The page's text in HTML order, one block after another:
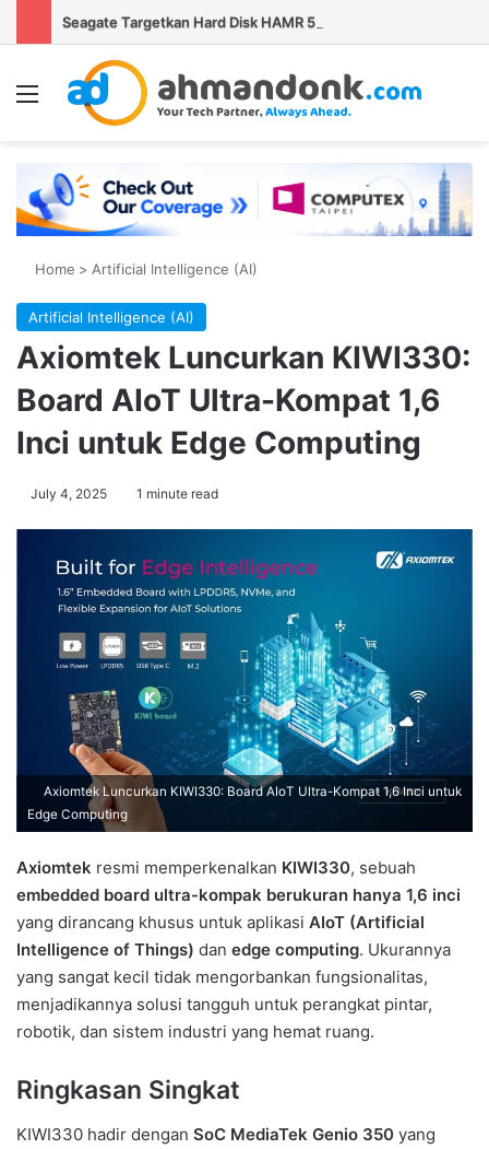
Menu
Home > Artificial Intelligence (AI)
Artificial Intelligence (AI)
Axiomtek Luncurkan KIWI330:
Board AIoT Ultra-Kompat 1,6
Inci untuk Edge Computing
July 4, 2025 1 minute read
Axiomtek Luncurkan KIWI330: Board AIoT Ultra-Kompat 1,6 Inci untuk
Edge Computing
Axiomtek resmi memperkenalkan KIWI330, sebuah
embedded board ultra-kompak berukuran hanya 1,6 inci
yang dirancang khusus untuk aplikasi AIoT (Artificial
Intelligence of Things) dan edge computing. Ukurannya
yang sangat kecil tidak mengorbankan fungsionalitas,
menjadikannya solusi tangguh untuk perangkat pintar,
robotik, dan sistem industri yang hemat ruang.
Ringkasan Singkat
KIWI330 hadir dengan SoC MediaTek Genio 350 yang